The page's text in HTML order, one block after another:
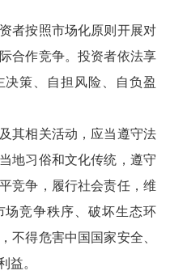
按照市场化原则开展对
合作竞争。投资者依法享
策、自担风险、自负盈
相关活动，应当遵守法
地习俗和文化传统，遵守
竞争，履行社会责任，维
竞争秩序、破坏生态环
不得危害中国国家安全、
益。